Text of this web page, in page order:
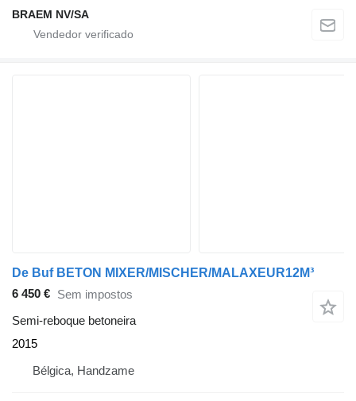
BRAEM NV/SA
De Buf BETON MIXER/MISCHER/MALAXEUR12M³
6 450 € Sem impostos
Semi-reboque betoneira
2015
Bélgica, Handzame